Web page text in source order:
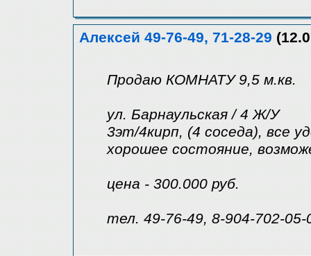
Алексей 49-76-49, 71-28-29
Продаю КОМНАТУ 9,5 м.кв.
ул. Барнаульская / 4 Ж/У
3эт/4кирп, (4 соседа), все
хорошее состояние,
цена - 300.000 руб.
тел. 49-76-49, 8-904-702-05-